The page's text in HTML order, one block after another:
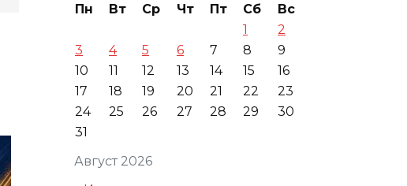
Август 2026
Пн Вт Ср Чт Пт Сб
Вс
1
2
3
4 5 6 7 8
9
10
11 12 13 14 15
16
17
18 19 20 21 22
23
24
25 26 27 28 29
30
31